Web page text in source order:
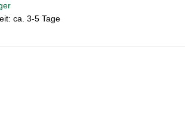
ca. 3-5 Tage